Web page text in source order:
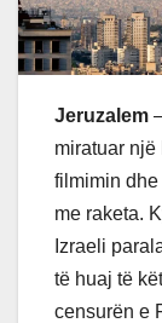
Jeruzalem
miratuar një
filmimin
me raketa.
Izraeli
të huaj të
censurën e